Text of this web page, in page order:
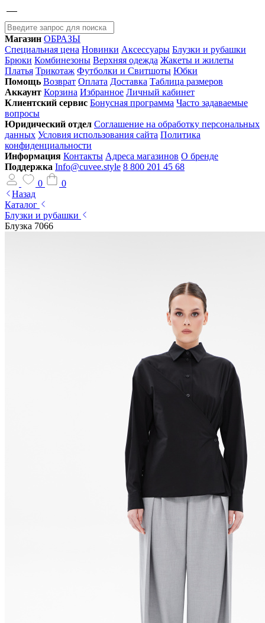
Магазин ОБРАЗЫ
Специальная цена Новинки Аксессуары Блузки и рубашки
Брюки Комбинезоны Верхняя одежда Жакеты и жилеты
Платья Трикотаж Футболки и Свитшоты Юбки
Помощь Возврат Оплата Доставка Таблица размеров
Аккаунт Корзина Избранное Личный кабинет
Клиентский сервис Бонусная программа Часто задаваемые
вопросы
Юридический отдел Соглашение на обработку персональных
данных Условия использования сайта Политика
конфиденциальности
Информация Контакты Адреса магазинов О бренде
Поддержка Info@cuvee.style 8 800 201 45 68
0
0
Назад
Каталог
Блузки и рубашки
Блузка 7066